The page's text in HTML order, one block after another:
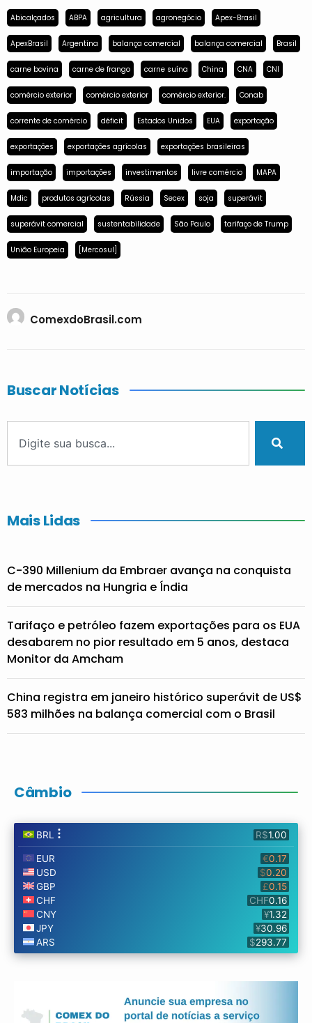
Abicalçados ABPA agricultura agronegócio Apex-Brasil
ApexBrasil Argentina balança comercial balança comercial Brasil
carne bovina carne de frango carne suína China CNA CNI
comércio exterior comércio exterior comércio exterior. Conab
corrente de comércio déficit Estados Unidos EUA exportação
exportações exportações agrícolas exportações brasileiras
importação importações investimentos livre comércio MAPA
Mdic produtos agrícolas Rússia Secex soja superávit
superávit comercial sustentabilidade São Paulo tarifaço de Trump
União Europeia [Mercosul]
ComexdoBrasil.com
Buscar Notícias
Mais Lidas
C-390 Millenium da Embraer avança na conquista
de mercados na Hungria e Índia
Tarifaço e petróleo fazem exportações para os EUA
desabarem no pior resultado em 5 anos, destaca
Monitor da Amcham
China registra em janeiro histórico superávit de US$
583 milhões na balança comercial com o Brasil
Câmbio